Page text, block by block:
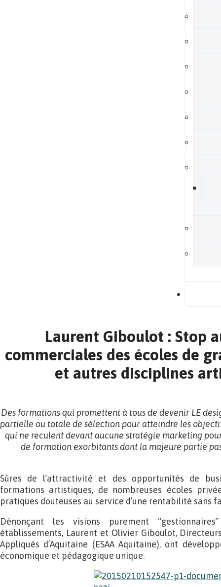
Laurent Giboulot : Stop
commerciales des écoles de
et autres disciplines
Des formations qui promettent à tous de devenir LE
partielle ou totale de sélection pour atteindre les
qui ne reculent devant aucune stratégie marketing
de formation exorbitants dont la majeure partie
Sûres de l’attractivité et des opportunités de
formations artistiques, de nombreuses écoles
pratiques douteuses au service d’une rentabilité sans
Dénonçant les visions purement
établissements, Laurent et Olivier Giboulot, Directeurs
Appliqués d’Aquitaine (ESAA Aquitaine), ont
économique et pédagogique unique.